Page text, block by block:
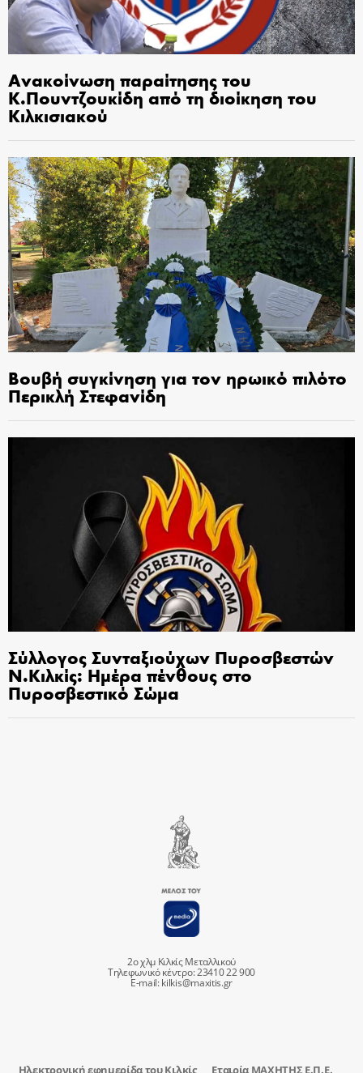
Ανακοίνωση παραίτησης του
Κ.Πουντζουκίδη από τη διοίκηση του
Κιλκισιακού
Βουβή συγκίνηση για τον ηρωικό πιλότο
Περικλή Στεφανίδη
Σύλλογος Συνταξιούχων Πυροσβεστών
Ν.Κιλκίς: Ημέρα πένθους στο
Πυροσβεστικό Σώμα
2ο χλμ Κιλκίς Μεταλλικού
Τηλεφωνικό κέντρο: 23410 22 900
E-mail:kilkis@maxitis.gr
Ηλεκτρονική εφημερίδα του Κιλκίς Εταιρία ΜΑΧΗΤΗΣ Ε.Π.Ε.